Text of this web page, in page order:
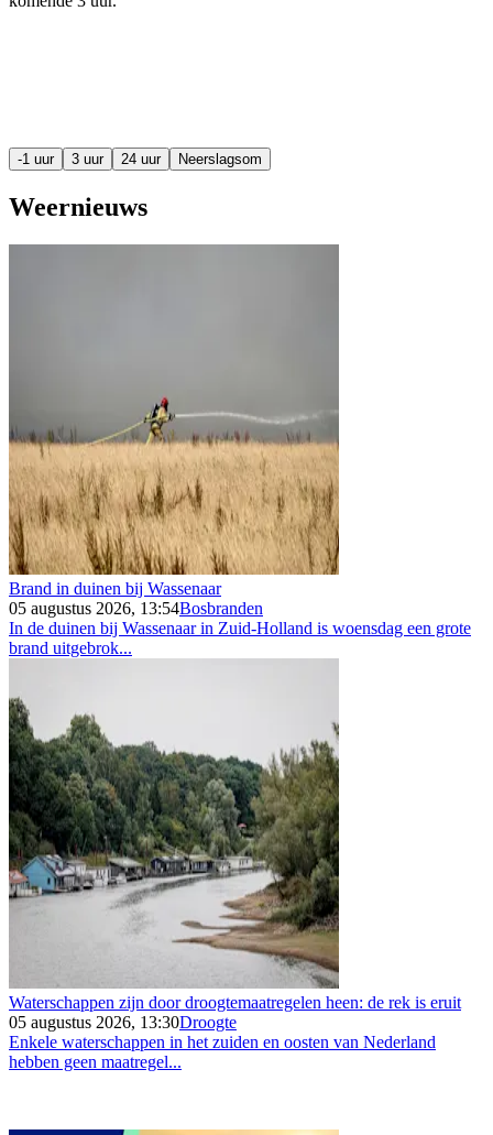
-1 uur 3 uur 24 uur Neerslagsom
Weernieuws
Brand in duinen bij Wassenaar
05 augustus 2026, 13:54Bosbranden
In de duinen bij Wassenaar in Zuid-Holland is woensdag een grote
brand uitgebrok...
Waterschappen zijn door droogtemaatregelen heen: de rek is eruit
05 augustus 2026, 13:30Droogte
Enkele waterschappen in het zuiden en oosten van Nederland
hebben geen maatregel...